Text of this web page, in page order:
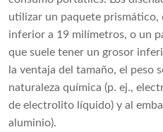
utilizar un paquete prismático,
inferior a 19 milímetros, o un
que suele tener un grosor
la ventaja del tamaño, el peso
naturaleza química (p. ej.,
de electrolito líquido) y al
aluminio).